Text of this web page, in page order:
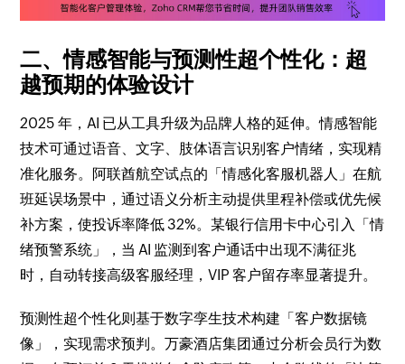
二、情感智能与预测性超个性化：超
越预期的体验设计
2025 年，AI 已从工具升级为品牌人格的延伸。情感智能
技术可通过语音、文字、肢体语言识别客户情绪，实现精
准化服务。阿联酋航空试点的「情感化客服机器人」在航
班延误场景中，通过语义分析主动提供里程补偿或优先候
补方案，使投诉率降低 32%。某银行信用卡中心引入「情
绪预警系统」，当 AI 监测到客户通话中出现不满征兆
时，自动转接高级客服经理，VIP 客户留存率显著提升。
预测性超个性化则基于数字孪生技术构建「客户数据镜
像」，实现需求预判。万豪酒店集团通过分析会员行为数